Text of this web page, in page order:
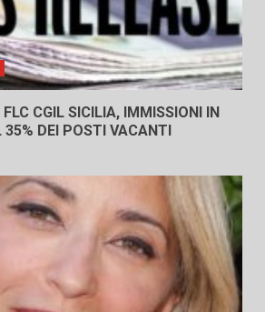
CGIL SICILIA, IMMISSIONI IN
35% DEI POSTI VACANTI